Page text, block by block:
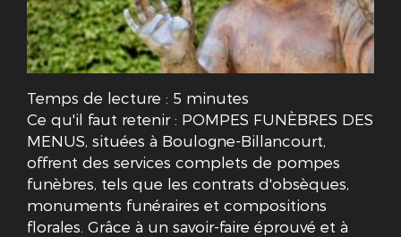
Temps de lecture : 5 minutes
Ce qu'il faut retenir : POMPES FUNÈBRES DES
MENUS, situées à Boulogne-Billancourt,
offrent des services complets de pompes
funèbres, tels que les contrats d'obsèques,
monuments funéraires et compositions
florales. Grâce à un savoir-faire éprouvé et à